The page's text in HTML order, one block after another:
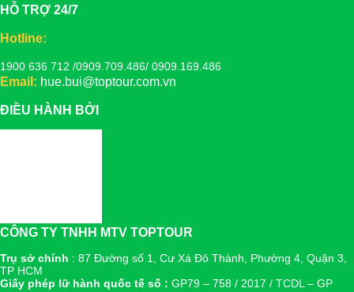
HỖ TRỢ 24/7
Hotline:
1900 636 712 /0909.709.486/ 0909.169.486
Email: hue.bui@toptour.com.vn
ĐIỀU HÀNH BỞI
CÔNG TY TNHH MTV TOPTOUR
Trụ sở chính : 87 Đường số 1, Cư Xá Đô Thành, Phường 4, Quận 3,
TP HCM
Giấy phép lữ hành quốc tế số : GP79 – 758 / 2017 / TCDL – GP